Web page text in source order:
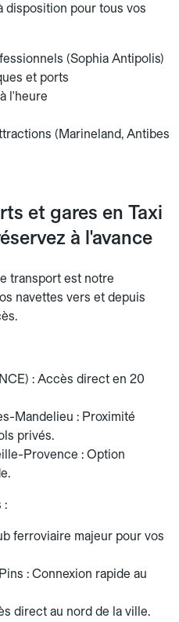
disposition pour tous vos
(Sophia Antipolis)
et ports
l'heure
(Marineland, Antibes
et gares en Taxi
à l'avance
transport est notre
navettes vers et depuis
: Accès direct en 20
Mandelieu : Proximité
privés.
Provence : Option
:
ferroviaire majeur pour vos
: Connexion rapide au
direct au nord de la ville.